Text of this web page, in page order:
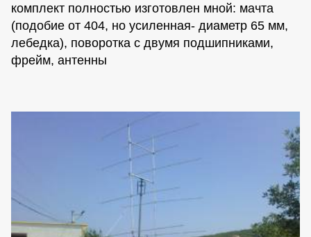
комплект полностью изготовлен мной: мачта
(подобие от 404, но усиленная- диаметр 65 мм,
лебедка), поворотка с двумя подшипниками,
фрейм, антенны